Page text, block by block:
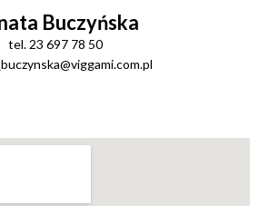
Buczyńska
tel. 23 697 78 50